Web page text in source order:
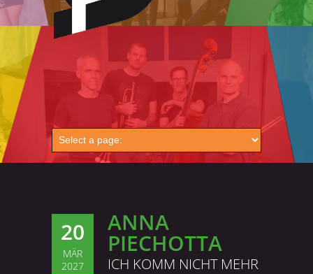
20
MÄR
2027
ANNA
PIECHOTTA
ICH KOMM NICHT MEHR